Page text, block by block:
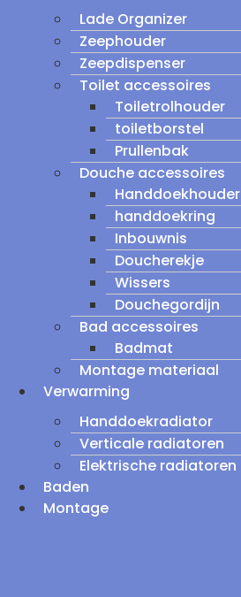
Lade Organizer
Zeephouder
Zeepdispenser
Toilet accessoires
Toiletrolhouder
toiletborstel
Prullenbak
Douche accessoires
Handdoekhouder
handdoekring
Inbouwnis
Doucherekje
Wissers
Douchegordijn
Bad accessoires
Badmat
Montage materiaal
Verwarming
Handdoekradiator
Verticale radiatoren
Elektrische radiatoren
Baden
Montage